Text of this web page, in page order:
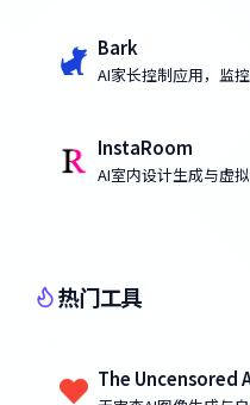
Bark
AI家长控制应用，监
InstaRoom
AI室内设计生成与虚
热门工具
The Uncensored